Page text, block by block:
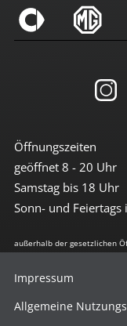
Öffnungszeiten
geöffnet 8 - 20 Uhr
Samstag bis 18 Uhr
Sonn- und
außerhalb der gesetzlichen
Impressum
Allgemeine